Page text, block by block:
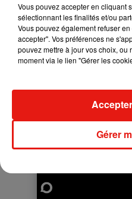
Vous pouvez accepter en cliquant
sélectionnant les finalités et/ou
Vous pouvez également refuser
accepter". Vos préférences ne
pouvez mettre à jour vos choix, ou
moment via le lien "Gérer les
Gérer